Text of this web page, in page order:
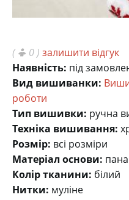
(
0 ) залишити відгук
Наявність: під
Вид вишиванки:
роботи
Тип вишивки: ручна
Техніка вишивання:
Розмір: всі розміри
Матеріал основи:
Колір тканини: білий
Нитки: муліне